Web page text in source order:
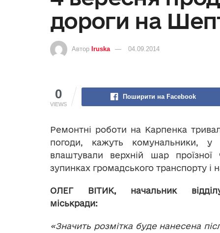
дороги на
Автор Iruska 04.09.2014
0
VIEWS
Поширити на Facebook
Ремонтні роботи на Карпенка
погоди, кажуть комунальники,
влаштували верхній шар
зупинках громадського транспорту і
ОЛЕГ ВІТИК, начальник
міськради:
«Значить розмітка буде нанесена